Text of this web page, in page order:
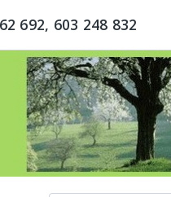
692, 603 248 832